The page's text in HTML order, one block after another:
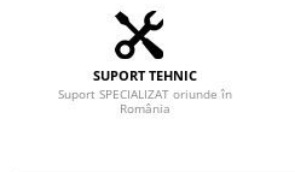
SUPORT TEHNIC
Suport SPECIALIZAT oriunde în
România